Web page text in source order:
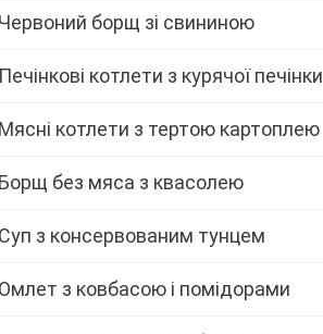
Червоний борщ зі свининою
Печінкові котлети з курячої печінки
Мясні котлети з тертою картоплею
Борщ без мяса з квасолею
Суп з консервованим тунцем
Омлет з ковбасою і помідорами